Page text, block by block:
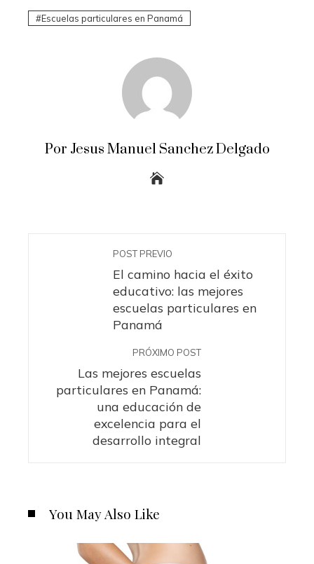
Escuelas particulares en Panamá
Por Jesus Manuel Sanchez Delgado
POST PREVIO
El camino hacia el éxito
educativo: las mejores
escuelas particulares en
Panamá
PRÓXIMO POST
Las mejores escuelas
particulares en Panamá:
una educación de
excelencia para el
desarrollo integral
You May Also Like